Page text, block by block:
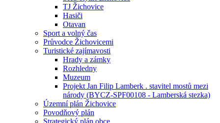
TJ Žichovice
Hasiči
Otavan
Sport a volný čas
Průvodce Žichovicemi
Turistické zajímavosti
Hrady a zámky
Rozhledny
Muzeum
Projekt Jan Filip Lamberk . stavitel mostů mezi
národy (BYCZ-SPF00108 - Lamberská stezka)
Územní plán Žichovice
Povodňový plán
Strategický plán obce